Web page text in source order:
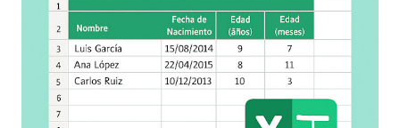
grupo, desde preescolar hasta sexto grado de primaria. 🧠
Objetivos clave de la jornada Promover entornos seguros y
afectivos dentro de la comunidad escolar Sensibilizar sobre el
maltrato, acoso escolar y abuso infantil Desarrollar habilidades
como la empatía, la comunicación y el autocuidado Aplicar ...